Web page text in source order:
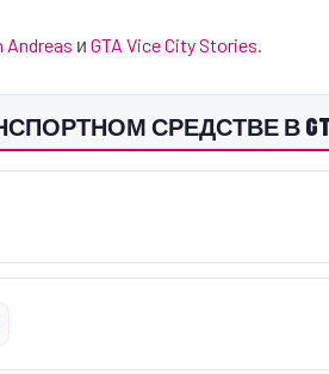
Andreas и GTA Vice City Stories.
СРЕДСТВЕ В GTA